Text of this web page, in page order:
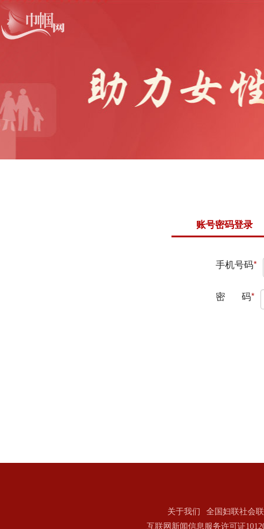
关于我们
全国妇联社会
互联网新闻信息服务许可证